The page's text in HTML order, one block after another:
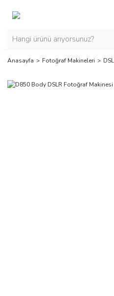
Anasayfa Fotoğraf Makineleri